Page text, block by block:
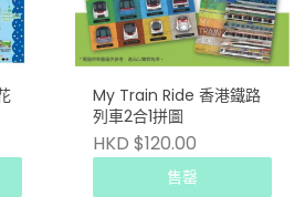
My Train Ride 香港鐵路
列車2合1拼圖
HKD $120.00
售罄